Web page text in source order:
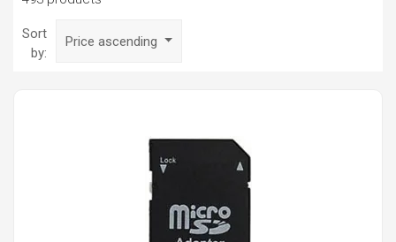
Sort
by:
Price ascending